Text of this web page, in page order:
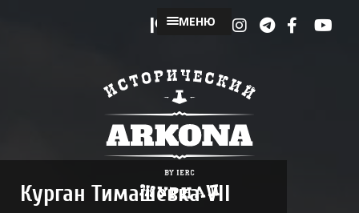
МЕНЮ
Курган Тимашевка VII